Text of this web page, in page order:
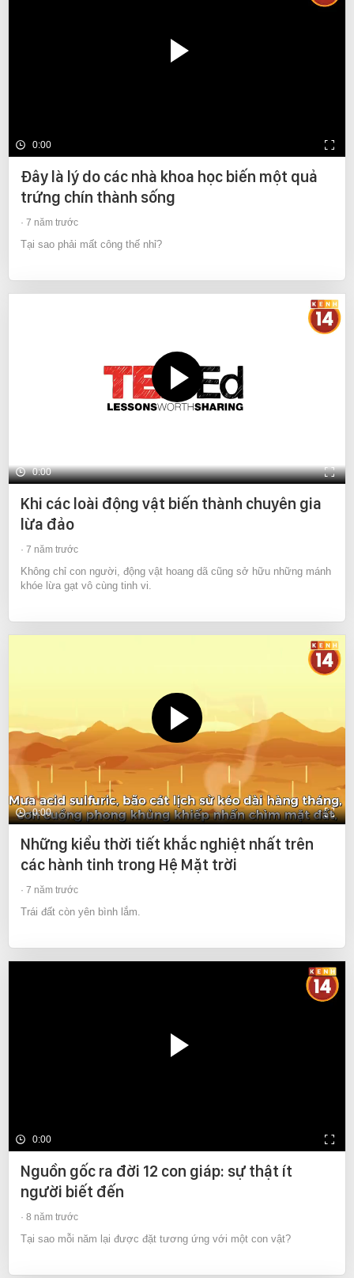
0:00
Đây là lý do các nhà khoa học biến một quả
trứng chín thành sống
7 năm trước
Tại sao phải mất công thế nhỉ?
0:00
Khi các loài động vật biến thành chuyên gia
lừa đảo
7 năm trước
Không chỉ con người, động vật hoang dã cũng sở hữu những mánh
khóe lừa gạt vô cùng tinh vi.
0:00
Những kiểu thời tiết khắc nghiệt nhất trên
các hành tinh trong Hệ Mặt trời
7 năm trước
Trái đất còn yên bình lắm.
0:00
Nguồn gốc ra đời 12 con giáp: sự thật ít
người biết đến
8 năm trước
Tại sao mỗi năm lại được đặt tương ứng với một con vật?